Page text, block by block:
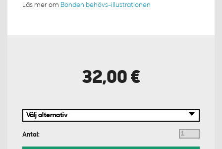
Läs mer om Bonden behövs-illustrationen
32,00 €
Antal: